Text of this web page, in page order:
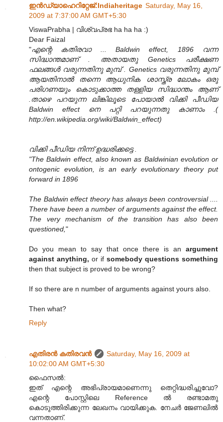
ഇന്‍ഡ്യാഹെറിറ്റേജ്‌:Indiaheritage Saturday, May 16,
2009 at 7:37:00 AM GMT+5:30
ViswaPrabha | വിശ്വപ്രഭ ha ha ha :)
Dear Faizal
"എന്റെ കതിരവാ ... Baldwin effect, 1896 വന്ന
സിദ്ധാന്തമാണ്‌ . അതായതു Genetics പരീക്ഷണ
ഫലങ്ങള്‍ വരുന്നതിനു മുമ്പ് . Genetics വരുന്നതിനു മുമ്പ്
ആയതിനാല്‍ തന്നെ ആധുനിക ശാസ്ത്ര ലോകം ഒരു
പരിഗണയും കൊടുക്കാത്ത തള്ളിയ സിദ്ധാന്തം ആണ്
.താഴെ പറയുന്ന ലിങ്കിലൂടെ പോയാല്‍ വിക്കി പീഡിയ
Baldwin effect നെ പറ്റി പറയുന്നതു കാണാം .(
http://en.wikipedia.org/wiki/Baldwin_effect)
വിക്കി പീഡിയ നിന്ന് ഉദ്ധരിക്കട്ടെ .
"The Baldwin effect, also known as Baldwinian evolution or
ontogenic evolution, is an early evolutionary theory put
forward in 1896
The Baldwin effect theory has always been controversial ....
There have been a number of arguments against the effect.
The very mechanism of the transition has also been
questioned, "
Do you mean to say that once there is an argument
against anything, or if somebody questions something
then that subject is proved to be wrong?
If so there are n number of arguments against yours also.
Then what?
Reply
എതിരന്‍ കതിരവന്‍
Saturday, May 16, 2009 at
10:02:00 AM GMT+5:30
ഫൈസൽ:
ഇത് എന്റെ അഭിപ്രായമാണെന്നു തെറ്റിദ്ധരിച്ചുവോ?
എന്റെ പോസ്റ്റിലെ Reference ൽ രണ്ടാമതു
കൊടുത്തിരിക്കുന്ന ലേഖനം വായിക്കുക. നേചർ ജേണലിൽ
വന്നതാണ്.